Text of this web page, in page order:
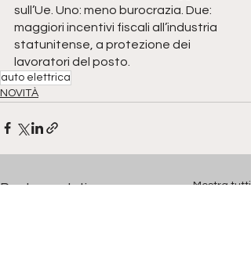
sull’Ue. Uno: meno burocrazia. Due:
maggiori incentivi fiscali all’industria
statunitense, a protezione dei
lavoratori del posto.
auto elettrica
NOVITÀ
Post correlati Mostra tutti